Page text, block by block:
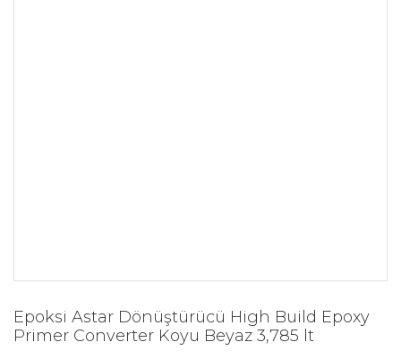
Epoksi Astar Dönüştürücü High Build Epoxy
Primer Converter Koyu Beyaz 3,785 lt